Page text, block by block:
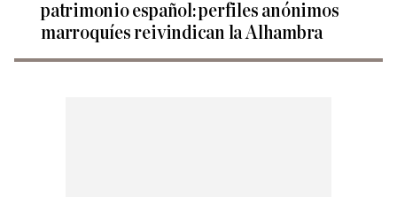
patrimonio español: perfiles anónimos
marroquíes reivindican la Alhambra